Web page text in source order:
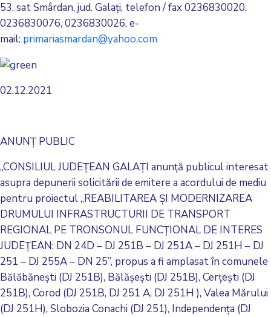
53, sat Smârdan, jud. Galați, telefon / fax 0236830020,
0236830076, 0236830026, e-
mail: primariasmardan@yahoo.com
02.12.2021
ANUNŢ PUBLIC
„CONSILIUL JUDEŢEAN GALAŢI anunță publicul interesat
asupra depunerii solicitării de emitere a acordului de mediu
pentru proiectul „REABILITAREA ȘI MODERNIZAREA
DRUMULUI INFRASTRUCTURII DE TRANSPORT
REGIONAL PE TRONSONUL FUNCŢIONAL DE INTERES
JUDEŢEAN: DN 24D – DJ 251B – DJ 251A – DJ 251H – DJ
251 – DJ 255A – DN 25”, propus a fi amplasat în comunele
Bălăbănești (DJ 251B), Bălășești (DJ 251B), Cerțești (DJ
251B), Corod (DJ 251B, DJ 251 A, DJ 251H ), Valea Mărului
(DJ 251H), Slobozia Conachi (DJ 251), Independența (DJ